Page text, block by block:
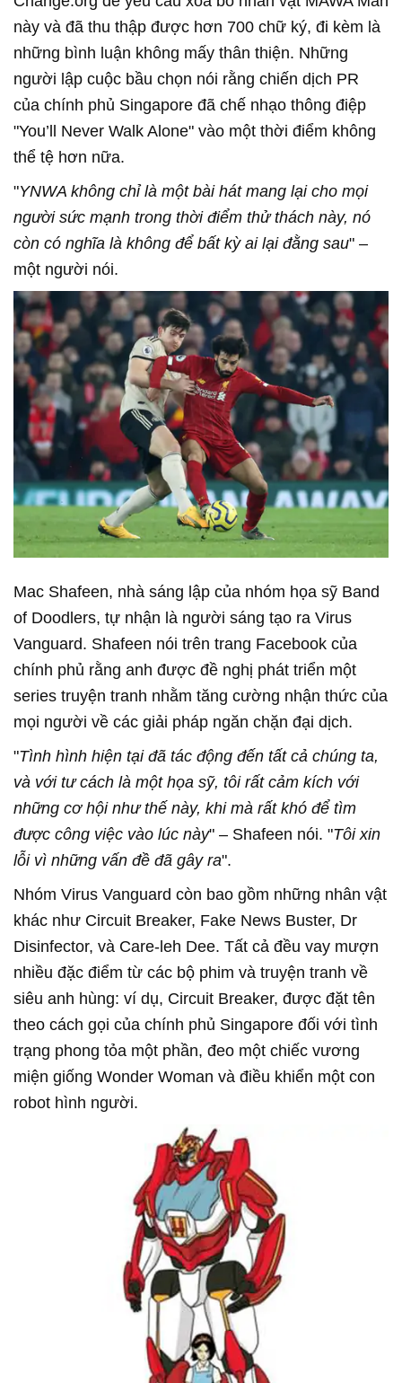
này và đã thu thập được hơn 700 chữ ký, đi kèm là
những bình luận không mấy thân thiện. Những
người lập cuộc bầu chọn nói rằng chiến dịch PR
của chính phủ Singapore đã chế nhạo thông điệp
"You’ll Never Walk Alone" vào một thời điểm không
thể tệ hơn nữa.
"YNWA không chỉ là một bài hát mang lại cho mọi
người sức mạnh trong thời điểm thử thách này, nó
còn có nghĩa là không để bất kỳ ai lại đằng sau" –
một người nói.
Mac Shafeen, nhà sáng lập của nhóm họa sỹ Band
of Doodlers, tự nhận là người sáng tạo ra Virus
Vanguard. Shafeen nói trên trang Facebook của
chính phủ rằng anh được đề nghị phát triển một
series truyện tranh nhằm tăng cường nhận thức của
mọi người về các giải pháp ngăn chặn đại dịch.
"Tình hình hiện tại đã tác động đến tất cả chúng ta,
và với tư cách là một họa sỹ, tôi rất cảm kích với
những cơ hội như thế này, khi mà rất khó để tìm
được công việc vào lúc này" – Shafeen nói. "Tôi xin
lỗi vì những vấn đề đã gây ra".
Nhóm Virus Vanguard còn bao gồm những nhân vật
khác như Circuit Breaker, Fake News Buster, Dr
Disinfector, và Care-leh Dee. Tất cả đều vay mượn
nhiều đặc điểm từ các bộ phim và truyện tranh về
siêu anh hùng: ví dụ, Circuit Breaker, được đặt tên
theo cách gọi của chính phủ Singapore đối với tình
trạng phong tỏa một phần, đeo một chiếc vương
miện giống Wonder Woman và điều khiển một con
robot hình người.